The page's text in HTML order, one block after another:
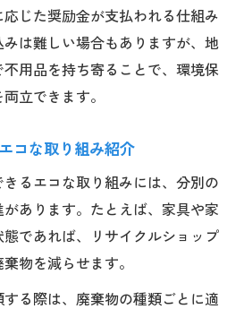
じた奨励金が支払われる仕組み
は難しい場合もありますが、地
用品を持ち寄ることで、環境保
立できます。
コな取り組み紹介
るエコな取り組みには、分別の
あります。たとえば、家具や家
であれば、リサイクルショップ
物を減らせます。
る際は、廃棄物の種類ごとに適